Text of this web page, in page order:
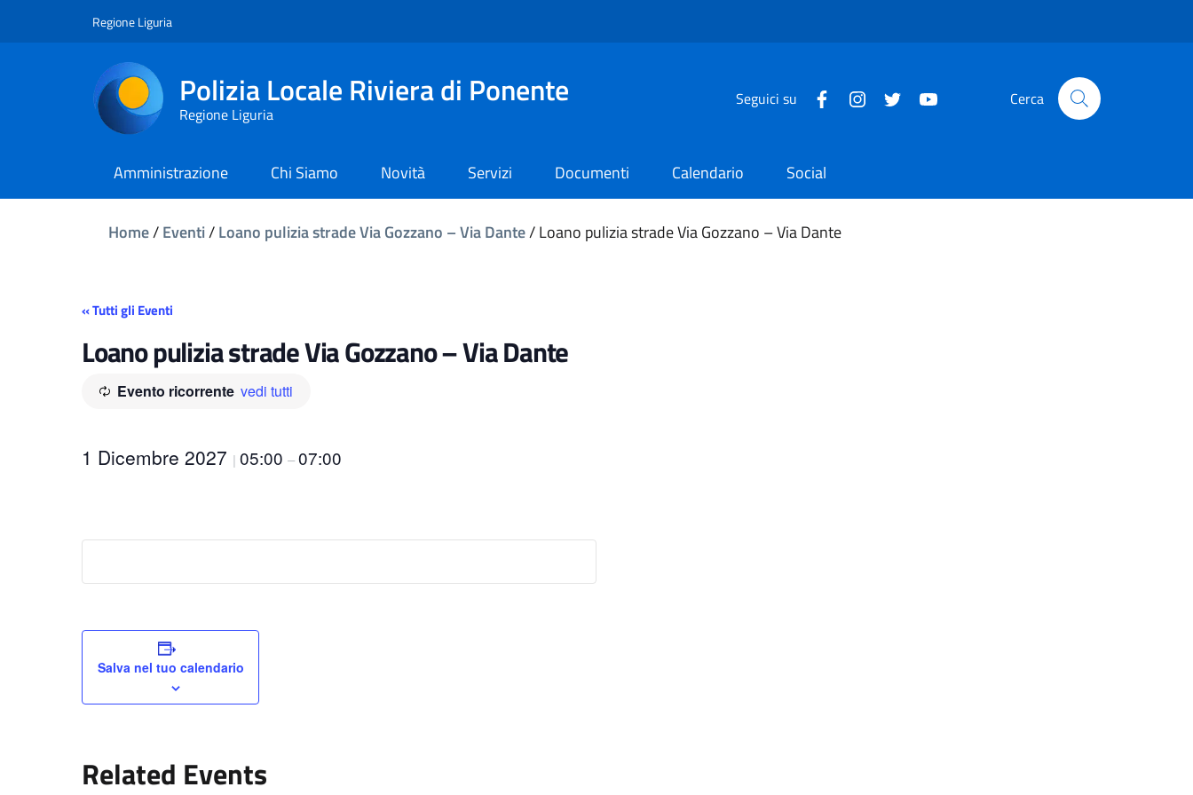
Regione Liguria
Polizia Locale Riviera di Ponente
Regione Liguria
Seguici su Cerca
Amministrazione Chi Siamo Novità Servizi Documenti Calendario Social
Home/Eventi/Loano pulizia strade Via Gozzano – Via Dante/Loano pulizia strade Via Gozzano – Via Dante
« Tutti gli Eventi
Loano pulizia strade Via Gozzano – Via Dante
Evento ricorrente vedi tutti
1 Dicembre 2027 | 05:00 –07:00
Salva nel tuo calendario
Related Events